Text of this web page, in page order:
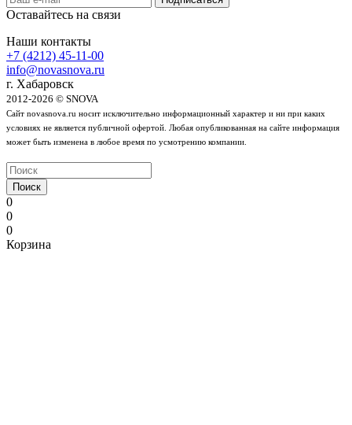
Оставайтесь на связи
Наши контакты
+7 (4212) 45-11-00
info@novasnova.ru
г. Хабаровск
2012-2026 © SNOVA
Сайт novasnova.ru носит исключительно информационный характер и ни при каких
условиях не является публичной офертой. Любая опубликованная на сайте информация
может быть изменена в любое время по усмотрению компании.
Поиск
0
0
0
Корзина